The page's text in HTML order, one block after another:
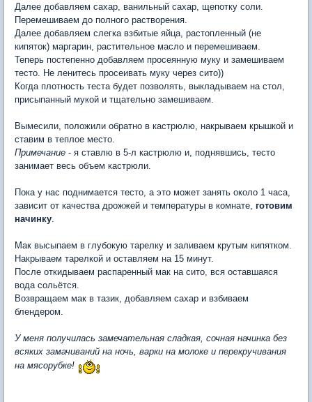
Далее добавляем сахар, ванильный сахар, щепотку соли.
Перемешиваем до полного растворения.
Далее добавляем слегка взбитые яйца, растопленный (не
кипяток) маргарин, растительное масло и перемешиваем.
Теперь постепенно добавляем просеянную муку и замешиваем
тесто. Не ленитесь просеивать муку через сито))
Когда плотность теста будет позволять, выкладываем на стол,
присыпанный мукой и тщательно замешиваем.
Вымесили, положили обратно в кастрюлю, накрываем крышкой и
ставим в теплое место.
Примечание - я ставлю в 5-л кастрюлю и, поднявшись, тесто
занимает весь объем кастрюли.
Пока у нас поднимается тесто, а это может занять около 1 часа,
зависит от качества дрожжей и температуры в комнате, готовим
начинку.
Мак высыпаем в глубокую тарелку и заливаем крутым кипятком.
Накрываем тарелкой и оставляем на 15 минут.
После откидываем распаренный мак на сито, вся оставшаяся
вода сольётся.
Возвращаем мак в тазик, добавляем сахар и взбиваем
блендером.
У меня получилась замечательная сладкая, сочная начинка без
всяких замачиваний на ночь, варки на молоке и перекручивания
на мясорубке!